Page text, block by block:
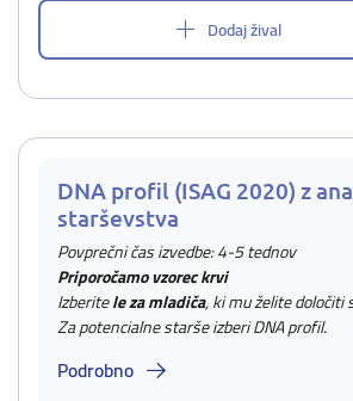
Dodaj žival
DNA profil (ISAG 2020) z
starševstva
Povprečni čas izvedbe: 4-5 tednov
Priporočamo vzorec krvi
Izberitele za mladiča, ki mu želite
Za potencialne starše izberi DNA profil.
Podrobno